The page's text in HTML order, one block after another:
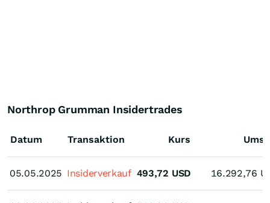
Northrop Grumman Insidertrades
Datum
05.05.2025
Transaktion Kurs
05.05.2025 Insiderverkauf 493,72 USD 16.292,76